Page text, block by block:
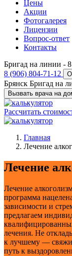
Цены
Акции
Фотогалерея
Лицензии
Вопрос-ответ
Контакты
Бригад на линии - 8
8 (906) 804-71-12
Брянск Бригад на
Вызвать врача на
Рассчитать
Главная
Лечение
Лечение
Лечение
программа
зависимости и
предлагаем
лечения. Не
к лучшему —
путь к